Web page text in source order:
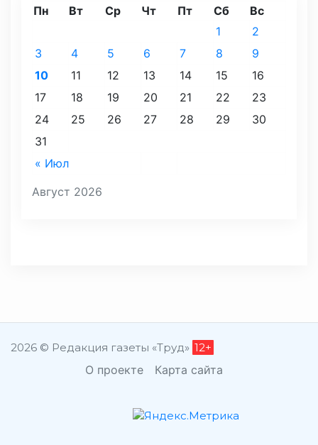
Август 2026
Пн Вт Ср Чт Пт Сб Вс
« Июл
1
2
3
4 5 6 7 8
9
10
11 12 13 14 15
16
17
18 19 20 21 22
23
24
25 26 27 28 29
30
31
2026 © Редакция газеты «Труд» 12+
О проекте Карта сайта